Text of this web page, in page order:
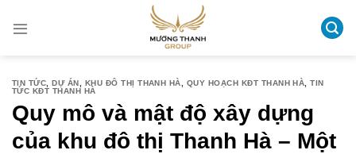
TIN TỨC ,DỰ ÁN KHU ĐÔ THỊ THANH HÀ QUY HOẠCH KĐT THANH HÀ ,TIN
TỨC KĐT THANH HÀ
Quy mô và mật độ xây dựng
của khu đô thị Thanh Hà – Một